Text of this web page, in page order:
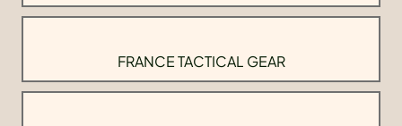
FRANCE TACTICAL GEAR